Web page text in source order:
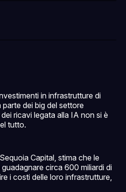
in infrastrutture di
dei big del settore
ricavi legata alla IA non si è
tutto.
Capital, stima che le
circa 600 miliardi di
i costi delle loro infrastrutture,